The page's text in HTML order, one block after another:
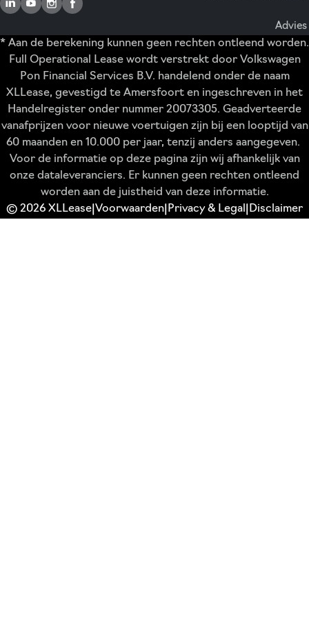
* Aan de berekening kunnen geen rechten ontleend worden.
Full Operational Lease wordt verstrekt door Volkswagen
Pon Financial Services B.V. handelend onder de naam
XLLease, gevestigd te Amersfoort en ingeschreven in het
Handelregister onder nummer 20073305. Geadverteerde
vanafprijzen voor nieuwe voertuigen zijn bij een looptijd van
60 maanden en 10.000 per jaar, tenzij anders aangegeven.
Voor de informatie op deze pagina zijn wij afhankelijk van
onze dataleveranciers. Er kunnen geen rechten ontleend
worden aan de juistheid van deze informatie.
© 2026 XLLease Voorwaarden Privacy & Legal Disclaimer